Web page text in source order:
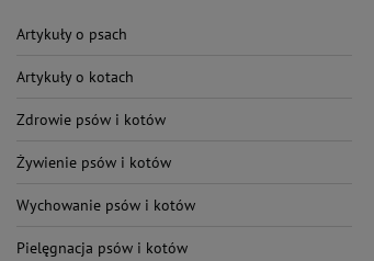
Artykuły o psach
Artykuły o kotach
Zdrowie psów i kotów
Żywienie psów i kotów
Wychowanie psów i kotów
Pielęgnacja psów i kotów